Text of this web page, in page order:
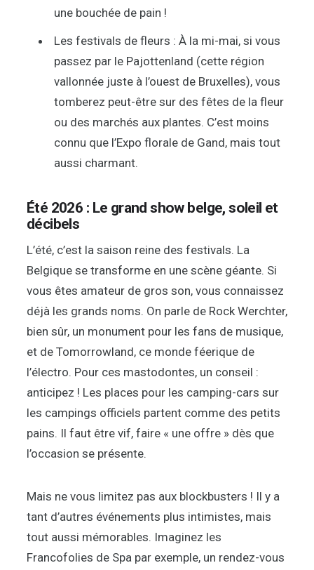
une bouchée de pain !
Les festivals de fleurs : À la mi-mai, si vous
passez par le Pajottenland (cette région
vallonnée juste à l’ouest de Bruxelles), vous
tomberez peut-être sur des fêtes de la fleur
ou des marchés aux plantes. C’est moins
connu que l’Expo florale de Gand, mais tout
aussi charmant.
Été 2026 : Le grand show belge, soleil et
décibels
L’été, c’est la saison reine des festivals. La
Belgique se transforme en une scène géante. Si
vous êtes amateur de gros son, vous connaissez
déjà les grands noms. On parle de Rock Werchter,
bien sûr, un monument pour les fans de musique,
et de Tomorrowland, ce monde féerique de
l’électro. Pour ces mastodontes, un conseil :
anticipez ! Les places pour les camping-cars sur
les campings officiels partent comme des petits
pains. Il faut être vif, faire « une offre » dès que
l’occasion se présente.
Mais ne vous limitez pas aux blockbusters ! Il y a
tant d’autres événements plus intimistes, mais
tout aussi mémorables. Imaginez les
Francofolies de Spa par exemple, un rendez-vous